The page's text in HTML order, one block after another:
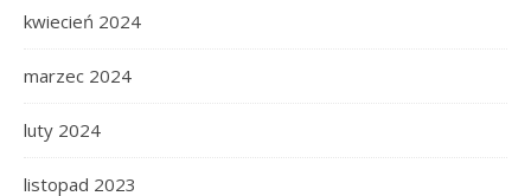
kwiecień 2024
marzec 2024
luty 2024
listopad 2023